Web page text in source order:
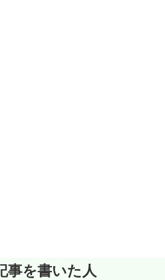
事を書いた人